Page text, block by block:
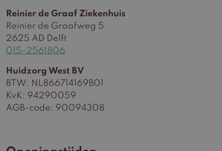
Reinier de Graaf Ziekenhuis
Reinier de Graafweg 5
2625 AD Delft
015-2561806
Huidzorg West BV
BTW: NL866714169B01
KvK: 94290059
AGB-code: 90094308